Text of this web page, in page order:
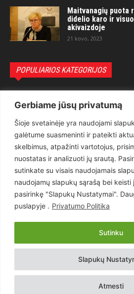
Gerbiame jūsų privatumą
Šioje svetainėje yra naudojami
galėtume suasmeninti ir pateikti
skelbimus, atpažinti vartotojus,
nuostatas ir analizuoti jų srautą.
sutinkate su visais naudojamais
naudojamų slapukų sąrašą bei
pasirinkę "Slapukų Nustatymai".
puslapyje . Privatumo Politika
Slapukų
Atmesti
Sutinku
Maitvanagių puota
didelio karo ir
akivaizdoje
21 kovo, 2023
POPULIARIOS KATEGORIJOS
Teisėsauga
Aktualu
Lietuva
Pasaulis
Статьи на русском
Articles in english
Copyright © 2026 UAB „Goruva“.